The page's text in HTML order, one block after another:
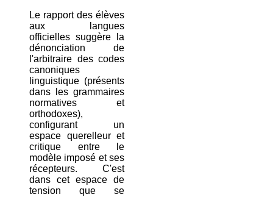
Le rapport des élèves
aux langues
officielles suggère la
dénonciation de
l'arbitraire des codes
canoniques
linguistique (présents
dans les grammaires
normatives et
orthodoxes),
configurant un
espace querelleur et
critique entre le
modèle imposé et ses
récepteurs. C'est
dans cet espace de
tension que se